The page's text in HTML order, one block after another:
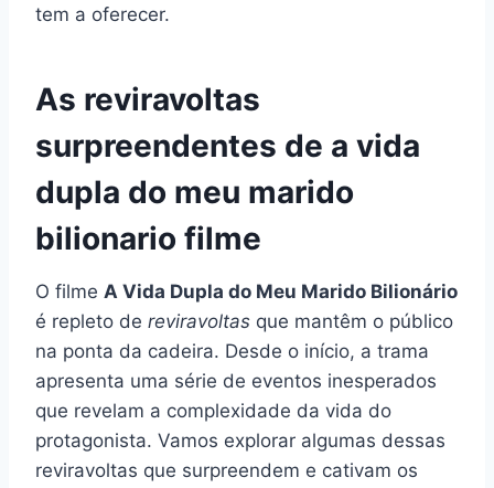
tem a oferecer.
As reviravoltas
surpreendentes de a vida
dupla do meu marido
bilionario filme
O filme A Vida Dupla do Meu Marido Bilionário
é repleto de reviravoltas que mantêm o público
na ponta da cadeira. Desde o início, a trama
apresenta uma série de eventos inesperados
que revelam a complexidade da vida do
protagonista. Vamos explorar algumas dessas
reviravoltas que surpreendem e cativam os